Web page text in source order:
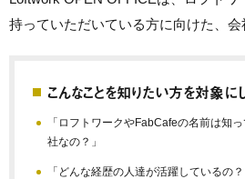
持っていただいている方に向けた、会
こんなことを知りたい方を対象に
「ロフトワークやFabCafeの名前は知
社なの？」
「どんな経歴の人達が活躍しているの？